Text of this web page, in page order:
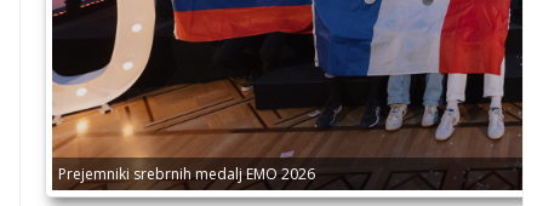
Prejemniki srebrnih medalj EMO 2026